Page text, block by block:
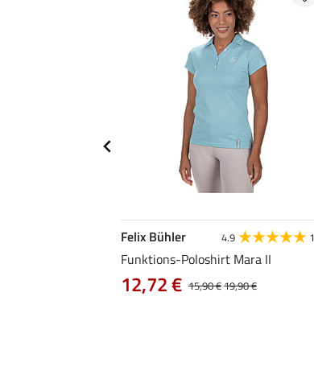
Felix Bühler 4.9
Funktions-Poloshirt Mara II
15,90 €19,90 €
12,72 €